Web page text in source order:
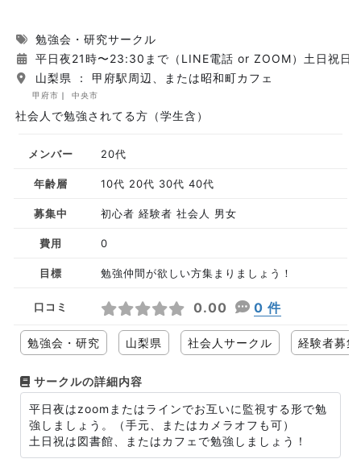
勉強会・研究サークル
平日夜21時〜23:30まで（LINE電話 or ZOOM）土日祝日
山梨県 ： 甲府駅周辺、または昭和町カフェ
甲府市 中央市
社会人で勉強されてる方（学生含）
メンバー 20代
年齢層 10代 20代 30代 40代
募集中 初心者 経験者 社会人 男女
費用 0
目標 勉強仲間が欲しい方集まりましょう！
口コミ 0.00 0 件
勉強会・研究 山梨県 社会人サークル 経験者募集
サークルの詳細内容
平日夜はzoomまたはラインでお互いに監視する形で勉
強しましょう。（手元、またはカメラオフも可）
土日祝は図書館、またはカフェで勉強しましょう！